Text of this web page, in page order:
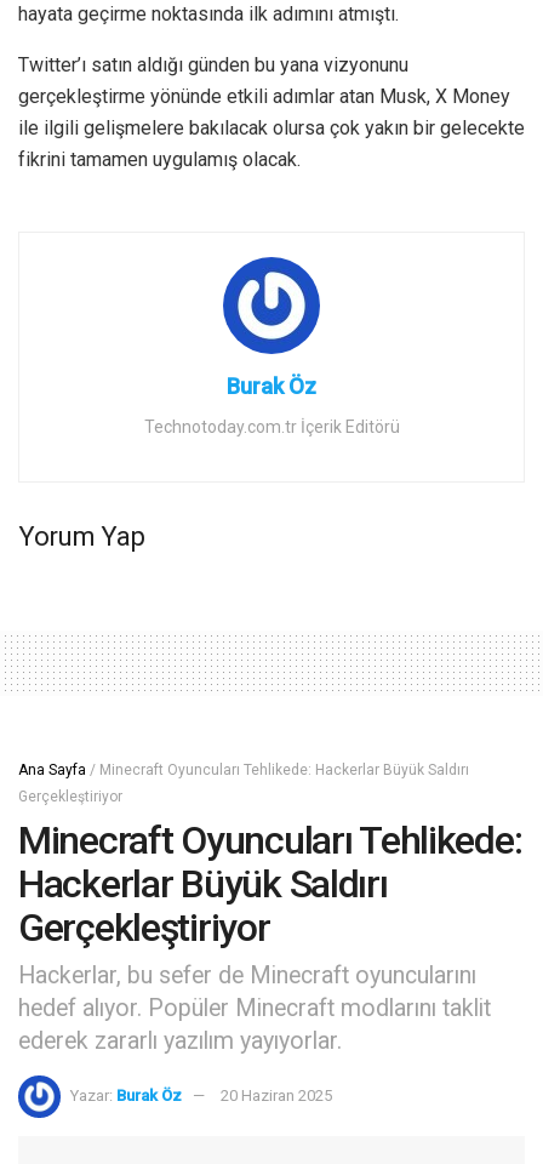
hayata geçirme noktasında ilk adımını atmıştı.
Twitter’ı satın aldığı günden bu yana vizyonunu
gerçekleştirme yönünde etkili adımlar atan Musk, X Money
ile ilgili gelişmelere bakılacak olursa çok yakın bir gelecekte
fikrini tamamen uygulamış olacak.
Burak Öz
Technotoday.com.tr İçerik Editörü
Yorum Yap
Ana Sayfa / Minecraft Oyuncuları Tehlikede: Hackerlar Büyük Saldırı
Gerçekleştiriyor
Minecraft Oyuncuları Tehlikede:
Hackerlar Büyük Saldırı
Gerçekleştiriyor
Hackerlar, bu sefer de Minecraft oyuncularını
hedef alıyor. Popüler Minecraft modlarını taklit
ederek zararlı yazılım yayıyorlar.
Yazar: Burak Öz 20 Haziran 2025